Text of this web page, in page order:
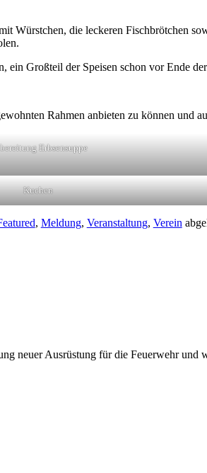
Würstchen, die leckeren Fischbrötchen
Großteil der Speisen schon vor Ende
Rahmen anbieten zu können und
Erbsensuppe
Kuchen
, Meldung, Veranstaltung, Verein
neuer Ausrüstung für die Feuerwehr und